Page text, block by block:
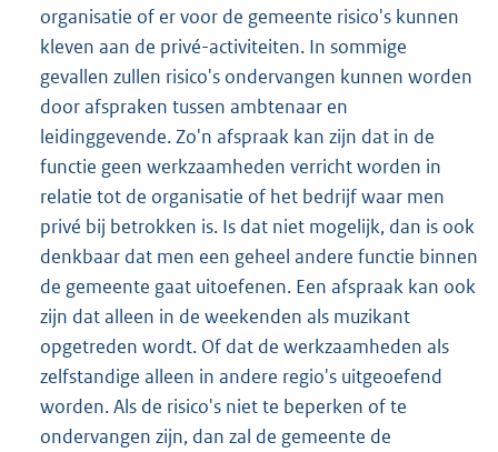
organisatie of er voor de gemeente risico's kunnen
kleven aan de privé-activiteiten. In sommige
gevallen zullen risico's ondervangen kunnen worden
door afspraken tussen ambtenaar en
leidinggevende. Zo'n afspraak kan zijn dat in de
functie geen werkzaamheden verricht worden in
relatie tot de organisatie of het bedrijf waar men
privé bij betrokken is. Is dat niet mogelijk, dan is ook
denkbaar dat men een geheel andere functie binnen
de gemeente gaat uitoefenen. Een afspraak kan ook
zijn dat alleen in de weekenden als muzikant
opgetreden wordt. Of dat de werkzaamheden als
zelfstandige alleen in andere regio's uitgeoefend
worden. Als de risico's niet te beperken of te
ondervangen zijn, dan zal de gemeente de